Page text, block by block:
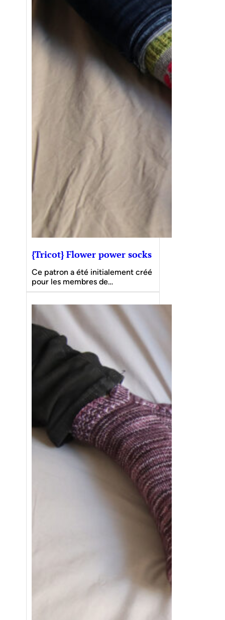
{Tricot} Flower power socks
Ce patron a été initialement créé
pour les membres de…